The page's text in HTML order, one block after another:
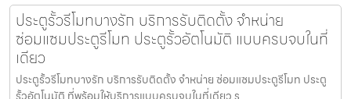
ประตูรั้วรีโมทบางรัก บริการรับติดตั้ง จำหน่าย
ซ่อมแซมประตูรีโมท ประตูรั้วอัตโนมัติ แบบครบจบในที่
เดียว
ประตูรั้วรีโมทบางรัก บริการรับติดตั้ง จำหน่าย ซ่อมแซมประตูรีโมท ประตู